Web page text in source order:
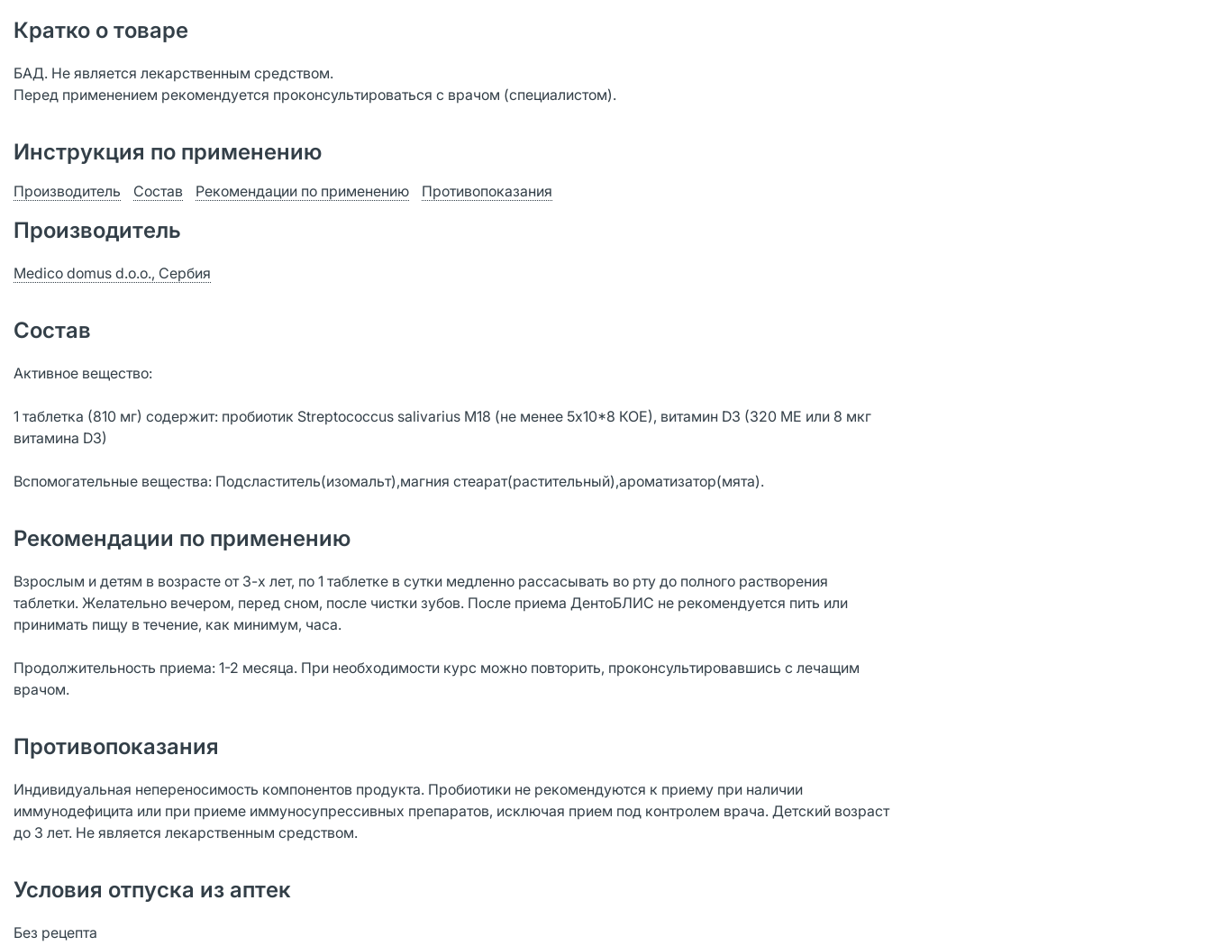
Кратко о товаре
БАД. Не является лекарственным средством.
Перед применением рекомендуется проконсультироваться с врачом (специалистом).
Инструкция по применению
Производитель Состав Рекомендации по применению Противопоказания
Производитель
Medico domus d.o.o., Сербия
Состав
Активное вещество:
1 таблетка (810 мг) содержит: пробиотик Streptococcus salivarius М18 (не менее 5х10*8 КОЕ), витамин D3 (320 МЕ или 8 мкг
витамина D3)
Вспомогательные вещества: Подсластитель(изомальт),магния стеарат(растительный),ароматизатор(мята).
Рекомендации по применению
Взрослым и детям в возрасте от 3-х лет, по 1 таблетке в сутки медленно рассасывать во рту до полного растворения
таблетки. Желательно вечером, перед сном, после чистки зубов. После приема ДентоБЛИС не рекомендуется пить или
принимать пищу в течение, как минимум, часа.
Продолжительность приема: 1-2 месяца. При необходимости курс можно повторить, проконсультировавшись с лечащим
врачом.
Противопоказания
Индивидуальная непереносимость компонентов продукта. Пробиотики не рекомендуются к приему при наличии
иммунодефицита или при приеме иммуносупрессивных препаратов, исключая прием под контролем врача. Детский возраст
до 3 лет. Не является лекарственным средством.
Условия отпуска из аптек
Без рецепта